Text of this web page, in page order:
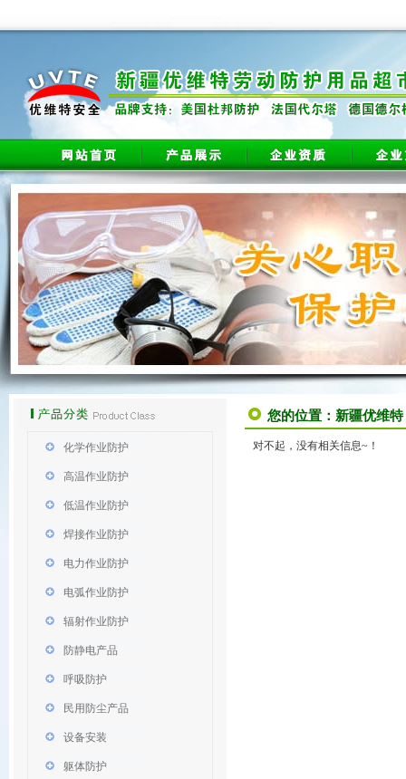
化学作业防护
高温作业防护
低温作业防护
焊接作业防护
电力作业防护
电弧作业防护
辐射作业防护
防静电产品
呼吸防护
民用防尘产品
设备安装
躯体防护
您的位置： 新疆优维特
对不起，没有相关信息~！